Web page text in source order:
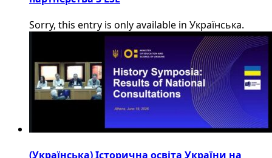
Sorry, this entry is only available in Українська.
(Українська) Історична освіта України на